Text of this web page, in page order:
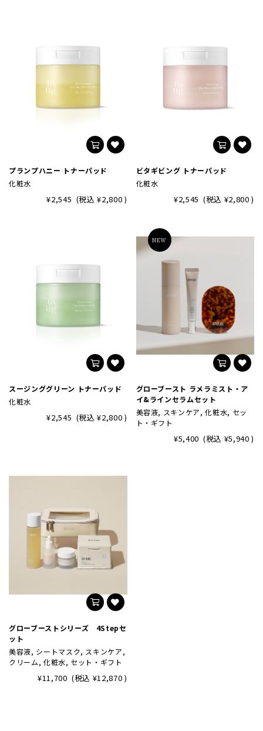
プランプハニー トナーパッド
化粧水
¥2,545 (税込 ¥2,800 )
ビタギビング トナーパッド
化粧水
¥2,545 (税込 ¥2,800 )
スージンググリーン トナーパッド
化粧水
¥2,545 (税込 ¥2,800 )
NEW
グローブースト ラメラミスト・ア
イ&ラインセラムセット
美容液, スキンケア, 化粧水, セッ
ト・ギフト
¥5,400 (税込 ¥5,940 )
グローブーストシリーズ 4Stepセ
ット
美容液, シートマスク, スキンケア,
クリーム, 化粧水, セット・ギフト
¥11,700 (税込 ¥12,870 )